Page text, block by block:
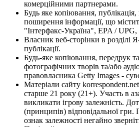
комерційними партнерами.
Будь яке копіювання,
поширення інформації, що
"Інтерфакс-Україна", EPA / UPG,
Власник веб-сторінки в розділі
публікації.
Будь-яке копіювання, передрук
фотографічних творів та/або
правовласника Getty Images -
Матеріали сайту
старше 21 року (21+). Участь в
викликати ігрову залежність.
(принципів) відповідальної
ознак залежності негайно